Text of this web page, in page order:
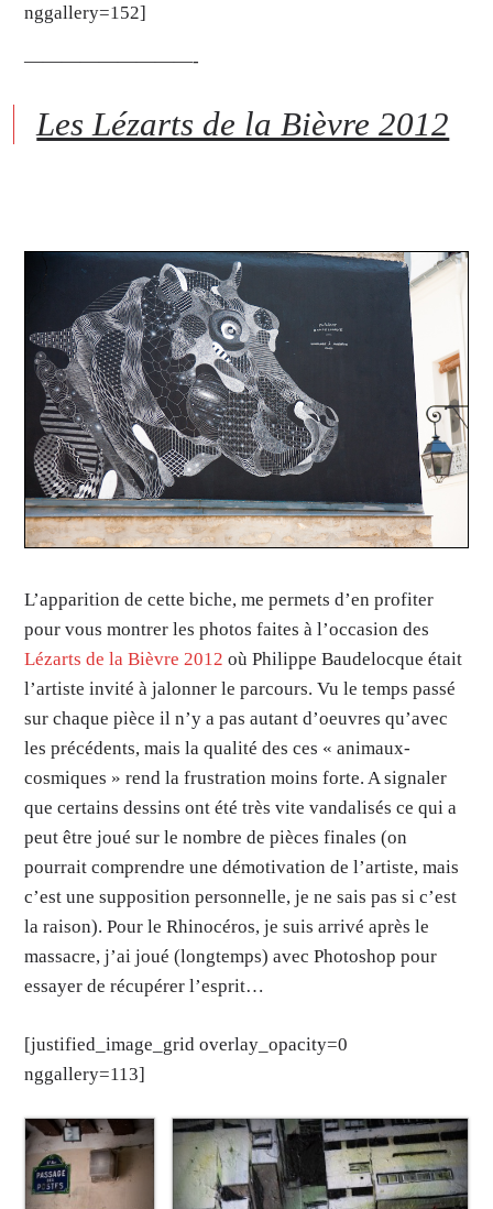
nggallery=152]
—————————-
Les Lézarts de la Bièvre 2012
L’apparition de cette biche, me permets d’en profiter
pour vous montrer les photos faites à l’occasion des
Lézarts de la Bièvre 2012 où Philippe Baudelocque était
l’artiste invité à jalonner le parcours. Vu le temps passé
sur chaque pièce il n’y a pas autant d’oeuvres qu’avec
les précédents, mais la qualité des ces « animaux-
cosmiques » rend la frustration moins forte. A signaler
que certains dessins ont été très vite vandalisés ce qui a
peut être joué sur le nombre de pièces finales (on
pourrait comprendre une démotivation de l’artiste, mais
c’est une supposition personnelle, je ne sais pas si c’est
la raison). Pour le Rhinocéros, je suis arrivé après le
massacre, j’ai joué (longtemps) avec Photoshop pour
essayer de récupérer l’esprit…
[justified_image_grid overlay_opacity=0
nggallery=113]